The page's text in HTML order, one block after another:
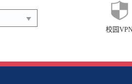
校园